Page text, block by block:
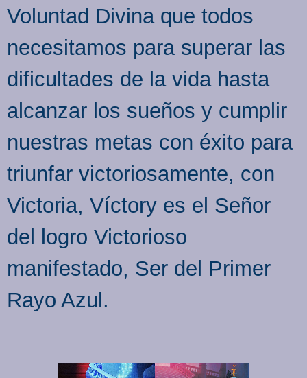
Voluntad Divina que todos
necesitamos para superar las
dificultades de la vida hasta
alcanzar los sueños y cumplir
nuestras metas con éxito para
triunfar victoriosamente, con
Victoria, Víctory es el Señor
del logro Victorioso
manifestado, Ser del Primer
Rayo Azul.